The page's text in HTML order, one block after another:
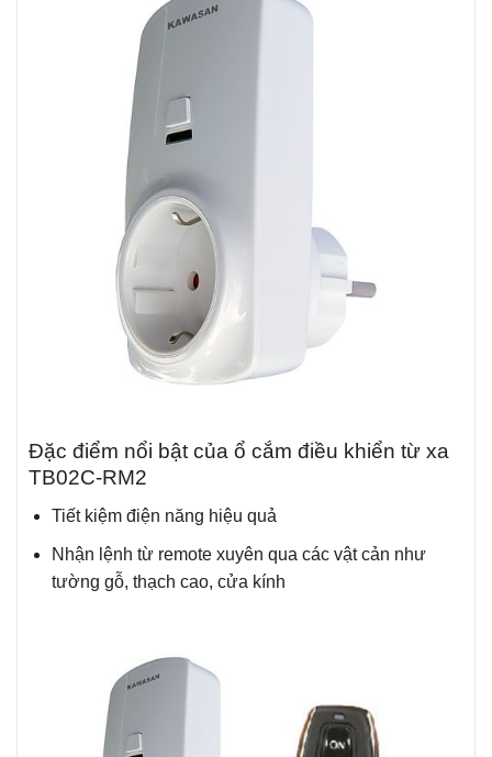
Đặc điểm nổi bật của ổ cắm điều khiển từ xa
TB02C-RM2
Tiết kiệm điện năng hiệu quả
Nhận lệnh từ remote xuyên qua các vật cản như
tường gỗ, thạch cao, cửa kính